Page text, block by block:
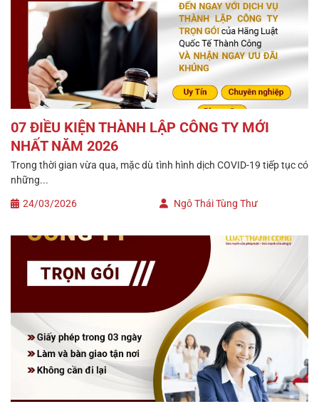
07 ĐIỀU KIỆN THÀNH LẬP CÔNG TY MỚI
NHẤT NĂM 2026
Trong thời gian vừa qua, mặc dù tình hình dịch COVID-19 tiếp tục có
những...
24/03/2026 Ngô Thái Tùng Thư